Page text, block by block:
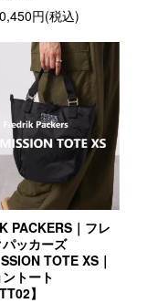
円(税込)
PACKERS｜フレ
パッカーズ
TOTE XS｜
トート
】